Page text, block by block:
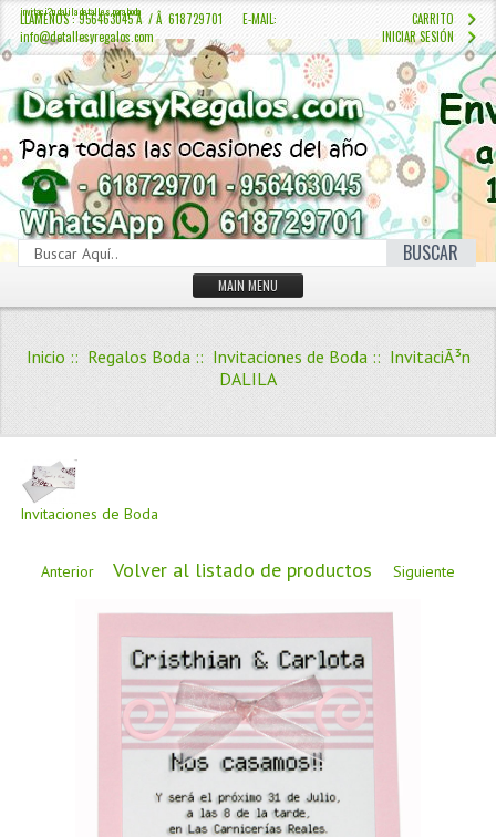
invitaci?n dalila detalles para boda
LLÁMENOS : 956463045 Â / Â 618729701 E-MAIL:
info@detallesyregalos.com
CARRITO
INICIAR SESIÓN
BUSCAR
MAIN MENU
CONTÁCTENOS
Inicio :: Regalos Boda:: Invitaciones de Boda:: InvitaciÃ³n
DALILA
Invitaciones de Boda
Anterior Volver al listado de productos Siguiente